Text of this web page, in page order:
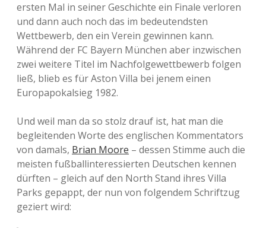
ersten Mal in seiner Geschichte ein Finale verloren
und dann auch noch das im bedeutendsten
Wettbewerb, den ein Verein gewinnen kann.
Während der FC Bayern München aber inzwischen
zwei weitere Titel im Nachfolgewettbewerb folgen
ließ, blieb es für Aston Villa bei jenem einen
Europapokalsieg 1982.
Und weil man da so stolz drauf ist, hat man die
begleitenden Worte des englischen Kommentators
von damals, Brian Moore – dessen Stimme auch die
meisten fußballinteressierten Deutschen kennen
dürften – gleich auf den North Stand ihres Villa
Parks gepappt, der nun von folgendem Schriftzug
geziert wird: